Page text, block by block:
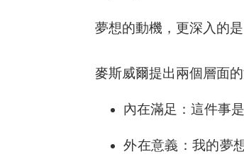
夢想的動機，更深入的
麥斯威爾提出兩個層面的
內在滿足：這件事
外在意義：我的夢